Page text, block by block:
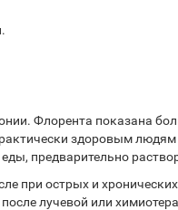
Флорента показана
здоровым людям
предварительно
при острых и
лучевой или